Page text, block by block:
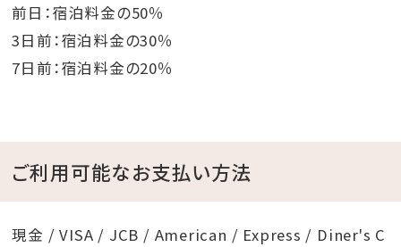
前日：宿泊料金の50％
3日前：宿泊料金の30％
7日前：宿泊料金の20％
ご利用可能なお支払い方法
現金 / VISA / JCB / American / Express / Diner's C